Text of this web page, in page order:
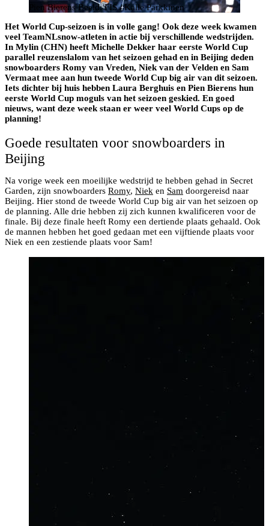
Pien Bierens Beeld: FIS / Kalle Parkkinen
Het World Cup-seizoen is in volle gang! Ook deze week kwamen
veel TeamNLsnow-atleten in actie bij verschillende wedstrijden.
In Mylin (CHN) heeft Michelle Dekker haar eerste World Cup
parallel reuzenslalom van het seizoen gehad en in Beijing deden
snowboarders Romy van Vreden, Niek van der Velden en Sam
Vermaat mee aan hun tweede World Cup big air van dit seizoen.
Iets dichter bij huis hebben Laura Berghuis en Pien Bierens hun
eerste World Cup moguls van het seizoen geskied. En goed
nieuws, want deze week staan er weer veel World Cups op de
planning!
Goede resultaten voor snowboarders in
Beijing
Na vorige week een moeilijke wedstrijd te hebben gehad in Secret
Garden, zijn snowboarders Romy, Niek en Sam doorgereisd naar
Beijing. Hier stond de tweede World Cup big air van het seizoen op
de planning. Alle drie hebben zij zich kunnen kwalificeren voor de
finale. Bij deze finale heeft Romy een dertiende plaats gehaald. Ook
de mannen hebben het goed gedaan met een vijftiende plaats voor
Niek en een zestiende plaats voor Sam!